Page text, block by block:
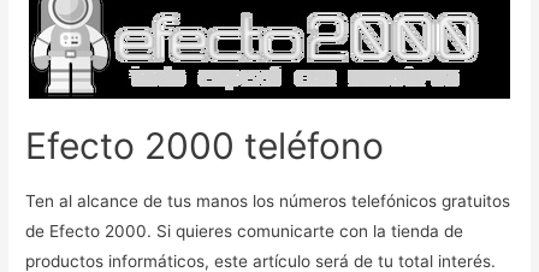
Efecto 2000 teléfono
Ten al alcance de tus manos los números telefónicos gratuitos
de Efecto 2000. Si quieres comunicarte con la tienda de
productos informáticos, este artículo será de tu total interés.